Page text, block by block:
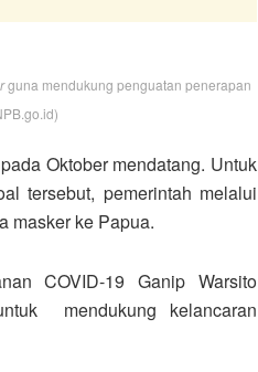
guna mendukung penguatan penerapan
Oktober mendatang. Untuk
tersebut, pemerintah melalui
masker ke Papua.
COVID-19 Ganip Warsito
mendukung kelancaran